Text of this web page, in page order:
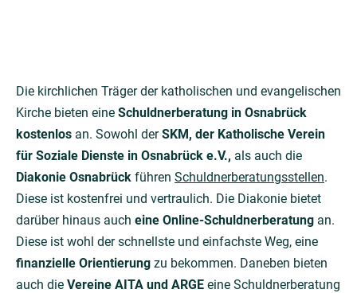
Die kirchlichen Träger der katholischen und evangelischen
Kirche bieten eine Schuldnerberatung in Osnabrück
kostenlos an. Sowohl derSKM, der Katholische Verein
für Soziale Dienste in Osnabrück e.V., als auch die
Diakonie Osnabrück führen Schuldnerberatungsstellen.
Diese ist kostenfrei und vertraulich. Die Diakonie bietet
darüber hinaus auch eine Online-Schuldnerberatung an.
Diese ist wohl der schnellste und einfachste Weg, eine
finanzielle Orientierung zu bekommen. Daneben bieten
auch die Vereine AITA und ARGE eine Schuldnerberatung